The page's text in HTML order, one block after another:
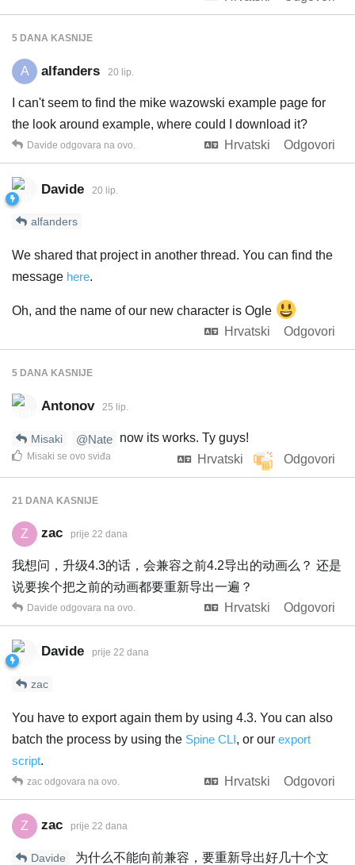
5 DANA KASNIJE
A alfanders 20 lip.
I can't seem to find the mike wazowski example page for
the look around example, where could I download it?
Hrvatski
Odgovori
Davide odgovara na ovo.
Davide 20 lip.
alfanders
We shared that project in another thread. You can find the
message here.
Oh, and the name of our new character is Ogle
Hrvatski
Odgovori
5 DANA KASNIJE
Antonov 25 lip.
Misaki @Nate now its works. Ty guys!
Hrvatski
Odgovori
Misaki se ovo sviđa
21 DANA KASNIJE
Z zac prije 22 dana
我想问，升级4.3的话，会兼容之前4.2导出的动画么？ 还是
说要挨个把之前的动画都要重新导出一遍？
Hrvatski
Odgovori
Davide odgovara na ovo.
Davide prije 22 dana
zac
You have to export again them by using 4.3. You can also
batch the process by using the Spine CLI, or our export
script.
Hrvatski
Odgovori
zac odgovara na ovo.
Z zac prije 22 dana
Davide
为什么不能向前兼容，要重新导出好几十个文